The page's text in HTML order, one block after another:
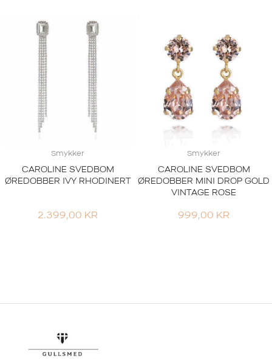
Smykker
CAROLINE SVEDBOM
ØREDOBBER IVY RHODINERT
2.399,00 KR
Smykker
CAROLINE SVEDBOM
ØREDOBBER MINI DROP GOLD
VINTAGE ROSE
999,00 KR